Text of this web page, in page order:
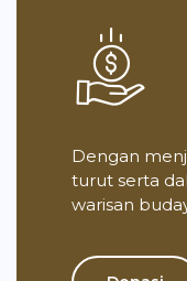
Dengan
turut serta
warisan